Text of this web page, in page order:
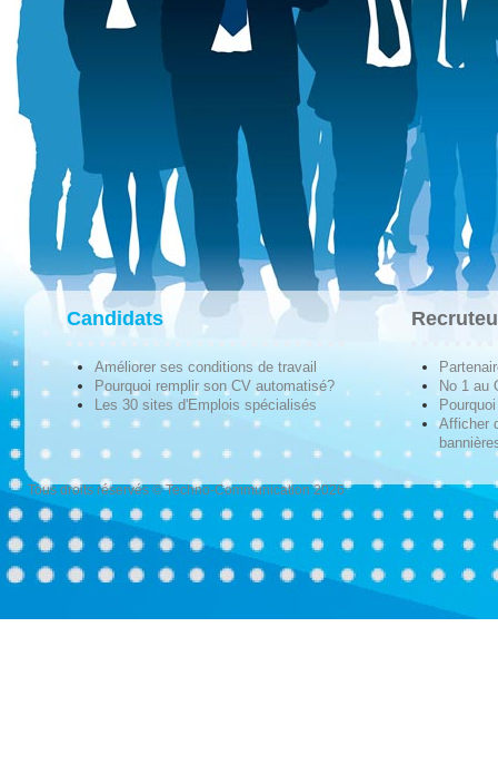
Candidats
Améliorer ses conditions de travail
Pourquoi remplir son CV automatisé?
Les 30 sites d'Emplois spécialisés
No 1 au
Afficher
Tous droits réservés © Techno-Communication 2026